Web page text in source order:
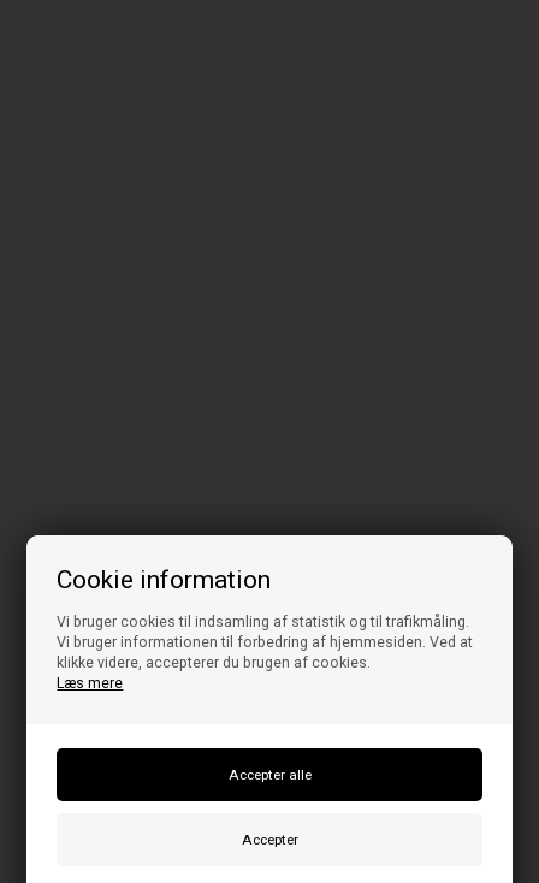
Cookie information
Vi bruger cookies til indsamling af statistik og til trafikmåling.
Vi bruger informationen til forbedring af hjemmesiden. Ved at
klikke videre, accepterer du brugen af cookies.
Læs mere